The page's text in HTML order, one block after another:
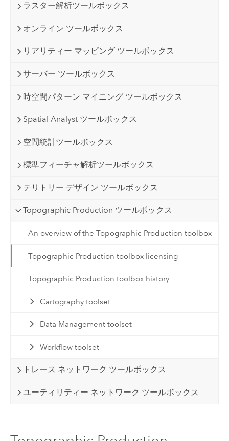
ラスター解析ツールボックス
オンライン ツールボックス
リアリティー マッピング ツールボックス
サーバー ツールボックス
時空間パターン マイニング ツールボックス
Spatial Analyst ツールボックス
空間統計ツールボックス
標準フィーチャ解析ツールボックス
テリトリー デザイン ツールボックス
Topographic Production ツールボックス
An overview of the Topographic Production toolbox
Topographic Production toolbox licensing
Topographic Production toolbox history
Cartography toolset
Data Management toolset
Workflow toolset
トレース ネットワーク ツールボックス
ユーティリティー ネットワーク ツールボックス